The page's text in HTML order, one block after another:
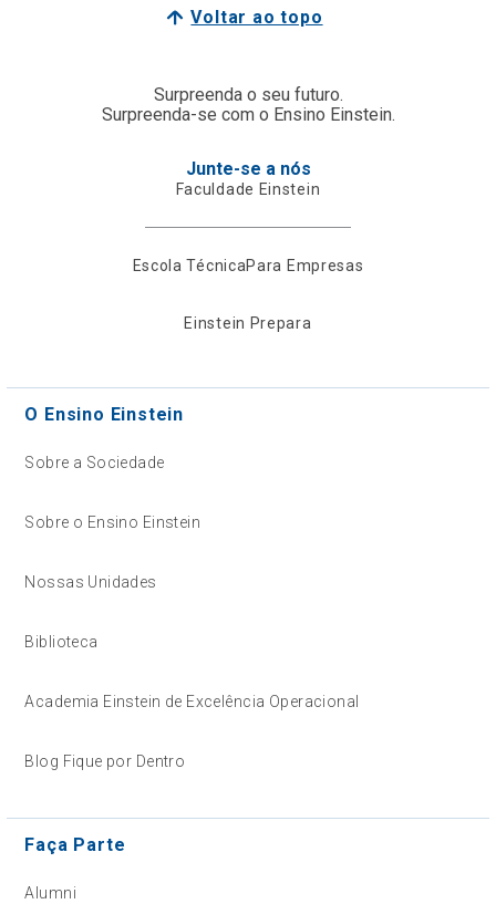
Voltar ao topo
Surpreenda o seu futuro.
Surpreenda-se com o Ensino Einstein.
Junte-se a nós
Faculdade Einstein
Escola TécnicaPara Empresas
Einstein Prepara
O Ensino Einstein
Sobre a Sociedade
Sobre o Ensino Einstein
Nossas Unidades
Biblioteca
Academia Einstein de Excelência Operacional
Blog Fique por Dentro
Faça Parte
Alumni